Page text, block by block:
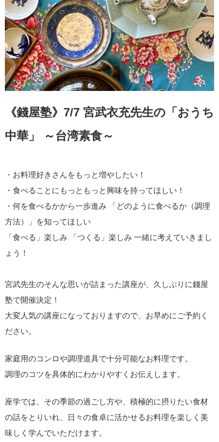
《錢屋塾》7/7 宮武衣充先生の「おうち
中華」 ～台湾素食～
・お料理好きさんをもっと増やしたい！
・食べることにもっともっと興味を持ってほしい！
・何を食べるかから一歩進み 「どのように食べるか（調理
方法）」を知ってほしい
「食べる」楽しみ 「つくる」楽しみ 一緒に考えていきまし
ょう！
宮武先生のそんな思いが詰まった講座が、久しぶりに錢屋
塾で開催決定！
大変人気の講座になっておりますので、お早めにご予約く
ださい。
家庭用のコンロや調理道具で十分可能なお料理です。
調理のコツを具体的にわかりやすくお伝えします。
座学では、その季節の過ごし方や、積極的に摂りたい食材
の話をとりいれ、日々の食卓に活かせるお料理を楽しく美
味しく学んでいただけます。